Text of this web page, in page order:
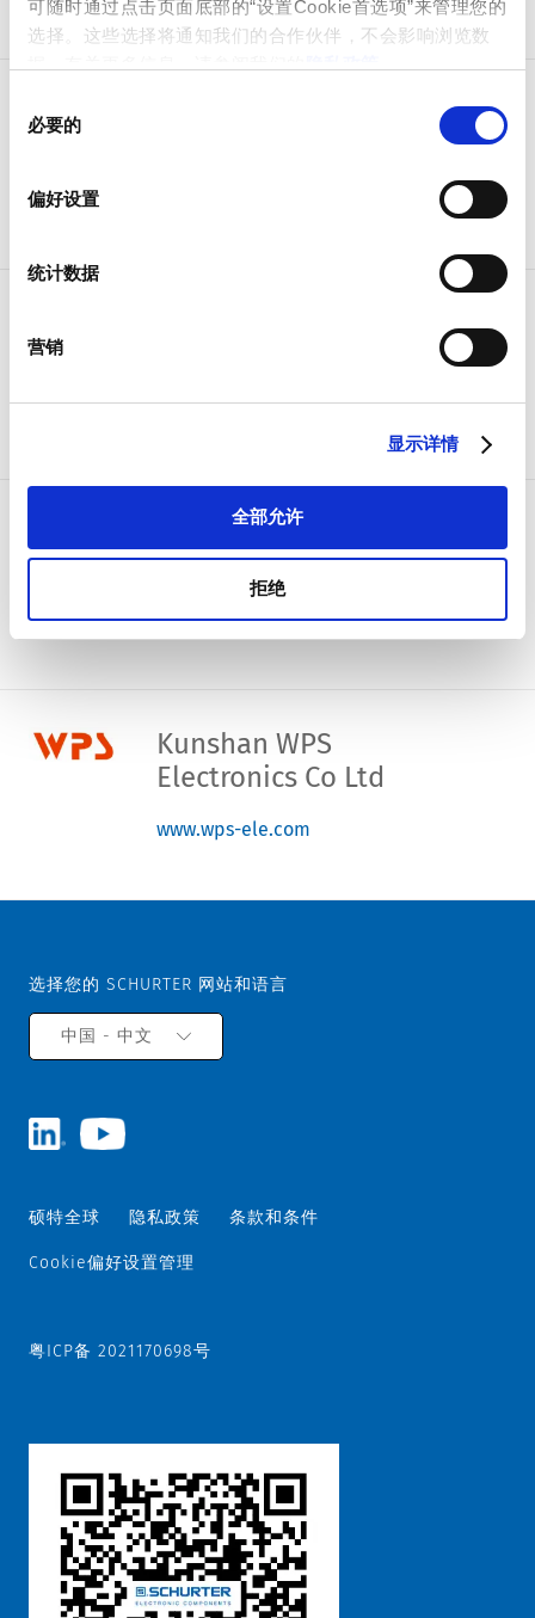
可随时通过点击页面底部的“设置Cookie首选项”来管理您的
选择。这些选择将通知我们的合作伙伴，不会影响浏览数
必要的
偏好设置
统计数据
营销
显示详情
全部允许
拒绝
jetronic.com
Honortech
International Ltd
www.honortech-int.com
Kunshan WPS
Electronics Co Ltd
www.wps-ele.com
选择您的 SCHURTER 网站和语言
中国 - 中文
硕特全球 隐私政策 条款和条件
Cookie偏好设置管理
粤ICP备 2021170698号